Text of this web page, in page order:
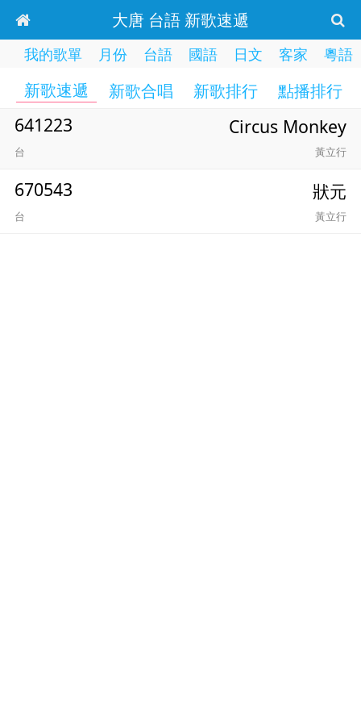
大唐 台語 新歌速遞
我的歌單 月份 台語 國語 日文 客家 粵語
新歌速遞 新歌合唱 新歌排行 點播排行
641223 Circus Monkey
台 黃立行
670543 狀元
台 黃立行